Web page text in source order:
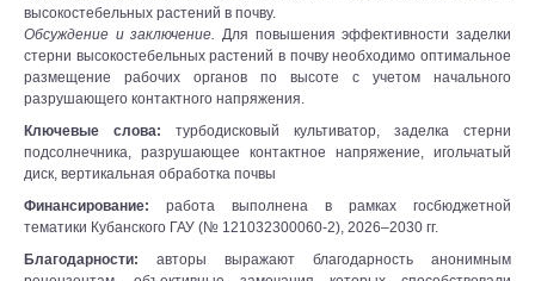
высокостебельных растений в почву.
Обсуждение и заключение. Для повышения эффективности заделки
стерни высокостебельных растений в почву необходимо оптимальное
размещение рабочих органов по высоте с учетом начального
разрушающего контактного напряжения.
Ключевые слова: турбодисковый культиватор, заделка стерни
подсолнечника, разрушающее контактное напряжение, игольчатый
диск, вертикальная обработка почвы
Финансирование: работа выполнена в рамках госбюджетной
тематики Кубанского ГАУ (№ 121032300060-2), 2026–2030 гг.
Благодарности: авторы выражают благодарность анонимным